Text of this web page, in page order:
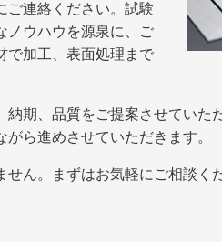
ご連絡ください。試験
ノウハウを源泉に、ご
で加工、表面処理まで
期、品質をご提案させていた
ら進めさせていただきます。
ん。まずはお気軽にご相談く